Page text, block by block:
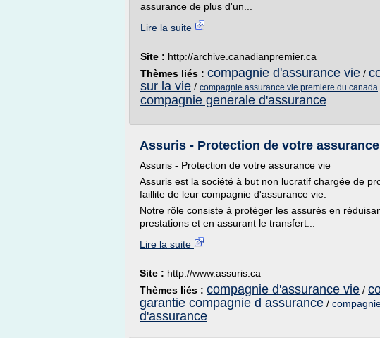
assurance de plus d'un...
Lire la suite
Site : http://archive.canadianpremier.ca
Thèmes liés : compagnie d'assurance vie /
sur la vie / compagnie assurance vie premiere du canada
compagnie generale d'assurance
Assuris - Protection de votre
Assuris - Protection de votre assurance vie
Assuris est la société à but non lucratif chargée de
faillite de leur compagnie d'assurance vie.
Notre rôle consiste à protéger les assurés en
prestations et en assurant le transfert...
Lire la suite
Site : http://www.assuris.ca
Thèmes liés : compagnie d'assurance vie /
garantie compagnie d assurance /
d'assurance